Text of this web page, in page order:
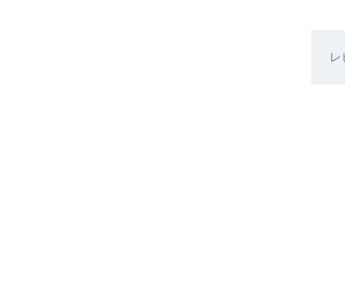
レ